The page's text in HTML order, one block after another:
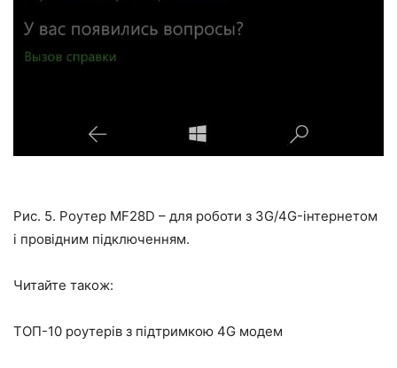
Рис. 5. Роутер MF28D – для роботи з 3G/4G-інтернетом
і провідним підключенням.
Читайте також:
ТОП-10 роутерів з підтримкою 4G модем